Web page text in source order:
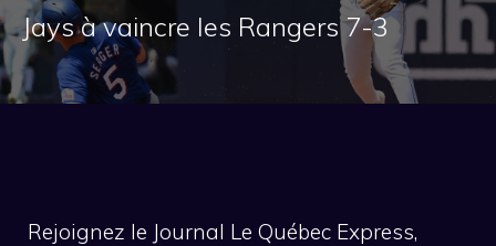
Jays à vaincre les Rangers 7-3
Rejoignez le Journal Le Québec Express,